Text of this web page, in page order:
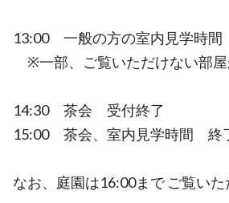
13:00 一般の方の室内見学時
※一部、ご覧いただけない部屋
14:30 茶会 受付終了
15:00 茶会、室内見学時間 終
なお、庭園は16:00まで ご覧い